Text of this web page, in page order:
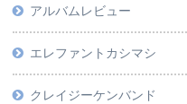
アルバムレビュー
エレファントカシマシ
クレイジーケンバンド